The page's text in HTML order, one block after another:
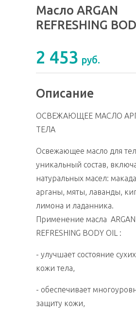
Масло ARGAN
REFRESHING
2 453 руб.
Описание
ОСВЕЖАЮЩЕЕ МАСЛО
ТЕЛА
Освежающее масло для
уникальный состав,
натуральных масел:
арганы, мяты, лаванды,
лимона и ладанника.
Применение масла ARGAN
REFRESHING BODY OIL :
- улучшает состояние
кожи тела,
- обеспечивает
защиту кожи,